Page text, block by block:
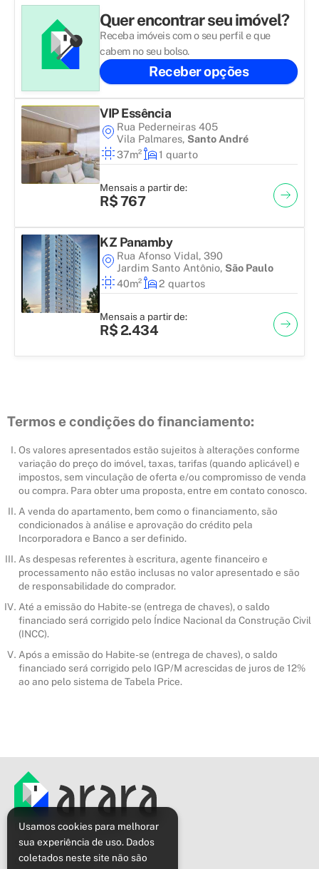
Quer encontrar seu imóvel?
Receba imóveis com o seu perfil e que
cabem no seu bolso.
Receber opções
VIP Essência
Rua Pederneiras 405
Vila Palmares, Santo André
37m²
1 quarto
Mensais a partir de:
R$ 767
KZ Panamby
Rua Afonso Vidal, 390
Jardim Santo Antônio, São Paulo
40m²
2 quartos
Mensais a partir de:
R$ 2.434
Termos e condições do financiamento:
Os valores apresentados estão sujeitos à alterações conforme
variação do preço do imóvel, taxas, tarifas (quando aplicável) e
impostos, sem vinculação de oferta e/ou compromisso de venda
ou compra. Para obter uma proposta, entre em contato conosco.
A venda do apartamento, bem como o financiamento, são
condicionados à análise e aprovação do crédito pela
Incorporadora e Banco a ser definido.
As despesas referentes à escritura, agente financeiro e
processamento não estão inclusas no valor apresentado e são
de responsabilidade do comprador.
Até a emissão do Habite-se (entrega de chaves), o saldo
financiado será corrigido pelo Índice Nacional da Construção Civil
(INCC).
Após a emissão do Habite-se (entrega de chaves), o saldo
financiado será corrigido pelo IGP/M acrescidas de juros de 12%
ao ano pelo sistema de Tabela Price.
Política de privacidade
Sobre o Arara
Cidades e bairros
Usamos cookies para melhorar
sua experiência de uso. Dados
coletados neste site não são